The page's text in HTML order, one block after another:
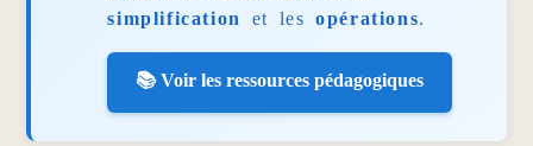
simplification
et lesopérations.
📚 Voir les ressources pédagogiques